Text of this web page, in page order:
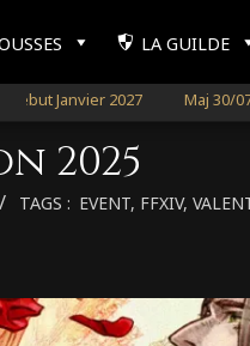
LA GUILDE
2027 Maj 30/07/26 :
2025
TAGS : EVENT, FFXIV,